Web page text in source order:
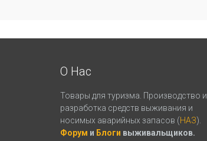
О Нас
Товары для туризма. Производство и
разработка средств выживания и
носимых аварийных запасов (НАЗ).
Форум и Блоги выживальщиков.